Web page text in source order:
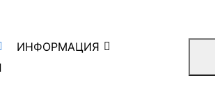
ИНФОРМАЦИЯ